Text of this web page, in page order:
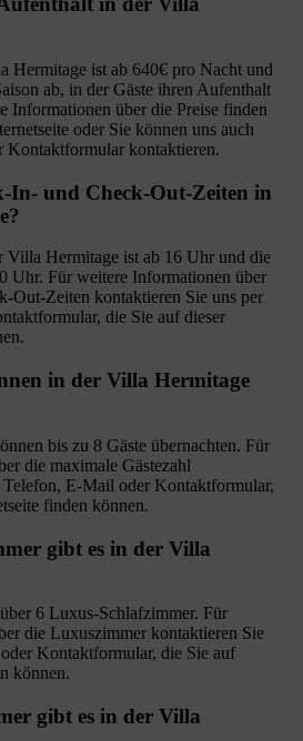
Hermitage ist ab 640€ pro Nacht und
ab, in der Gäste ihren Aufenthalt
Informationen über die Preise finden
oder Sie können uns auch
Kontaktformular kontaktieren.
In- und Check-Out-Zeiten in
Hermitage ist ab 16 Uhr und die
Uhr. Für weitere Informationen über
Out-Zeiten kontaktieren Sie uns per
die Sie auf dieser
in der Villa Hermitage
bis zu 8 Gäste übernachten. Für
die maximale Gästezahl
Telefon, E-Mail oder Kontaktformular,
finden können.
gibt es in der Villa
6 Luxus-Schlafzimmer. Für
die Luxuszimmer kontaktieren Sie
Kontaktformular, die Sie auf
können.
gibt es in der Villa